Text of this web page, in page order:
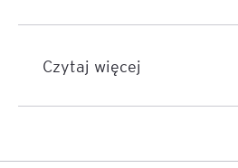
Czytaj więcej